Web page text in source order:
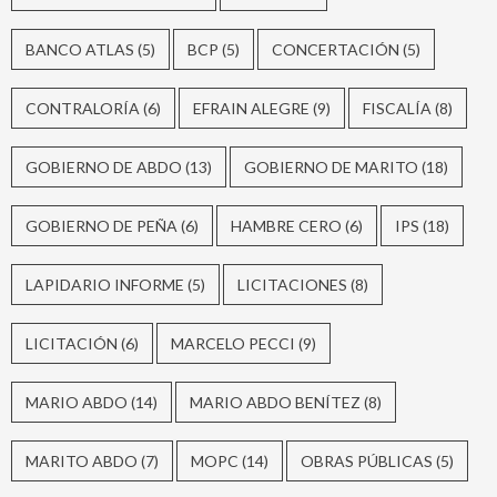
BANCO ATLAS (5) BCP (5) CONCERTACIÓN (5)
CONTRALORÍA (6) EFRAIN ALEGRE (9) FISCALÍA (8)
GOBIERNO DE ABDO (13) GOBIERNO DE MARITO (18)
GOBIERNO DE PEÑA (6) HAMBRE CERO (6) IPS (18)
LAPIDARIO INFORME (5) LICITACIONES (8)
LICITACIÓN (6) MARCELO PECCI (9)
MARIO ABDO (14) MARIO ABDO BENÍTEZ (8)
MARITO ABDO (7) MOPC (14) OBRAS PÚBLICAS (5)